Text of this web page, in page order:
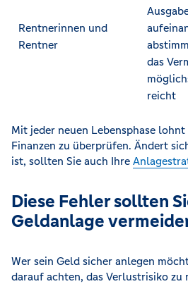
Rentnerinnen und
Rentner
das
reicht
Mit jeder neuen Lebensphase
Finanzen zu überprüfen. Ändert
ist, sollten Sie auch Ihre
Diese Fehler sollten
Geldanlage
Wer sein Geld sicher anlegen
darauf achten, das Verlustrisiko zu